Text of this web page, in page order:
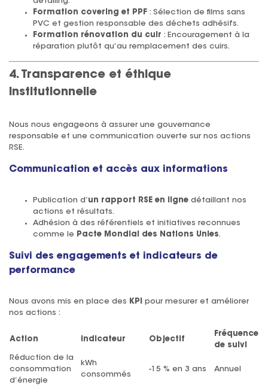
Formation covering et PPF : Sélection de films sans
PVC et gestion responsable des déchets adhésifs.
Formation rénovation du cuir : Encouragement à la
réparation plutôt qu’au remplacement des cuirs.
4. Transparence et éthique
institutionnelle
Nous nous engageons à assurer une gouvernance
responsable et une communication ouverte sur nos actions
RSE.
Communication et accès aux informations
Publication d’un rapport RSE en ligne détaillant nos
actions et résultats.
Adhésion à des référentiels et initiatives reconnues
comme le
Pacte Mondial des Nations Unies.
Suivi des engagements et indicateurs de
performance
Nous avons mis en place des KPI
pour mesurer et améliorer
nos actions :
Action Indicateur Objectif
Fréquence
de suivi
Réduction de la
consommation
d’énergie
kWh
consommés
-15 % en 3 ans Annuel